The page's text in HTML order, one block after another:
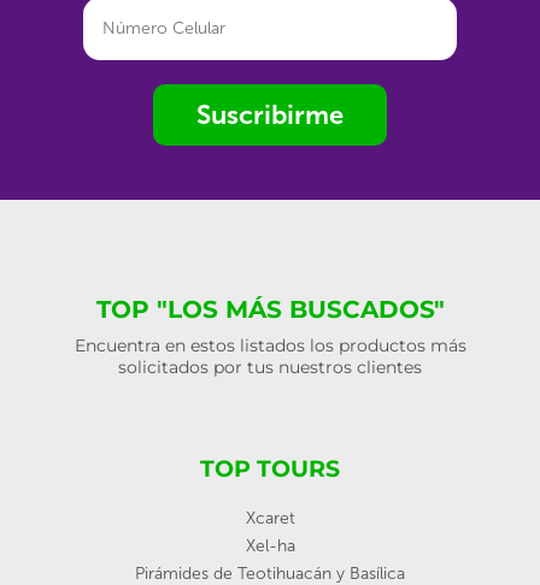
Suscribirme
TOP "LOS MÁS BUSCADOS"
Encuentra en estos listados los productos más
solicitados por tus nuestros clientes
TOP TOURS
Xcaret
Xel-ha
Pirámides de Teotihuacán y Basílica